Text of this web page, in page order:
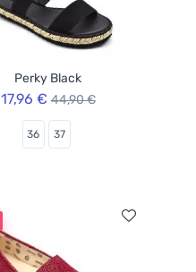
Perky Black
17,96 € 44,90 €
36 37